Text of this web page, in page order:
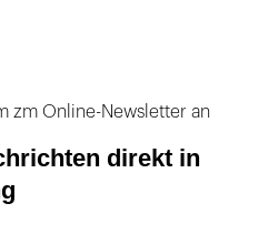
zm Online-Newsletter an
direkt in